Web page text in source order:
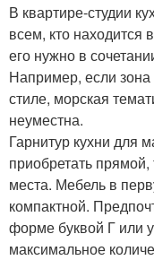
В квартире-студии
всем, кто находится
его нужно в
Например, если
стиле, морская
неуместна.
Гарнитур кухни для
приобретать прямой,
места. Мебель в
компактной.
форме буквой Г или
максимальное